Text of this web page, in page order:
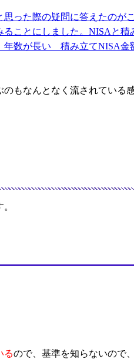
った際の疑問に答えたのが
ことにしました。NISAと
年数が長い 積み立てNISA
もなんとなく流されている
るので、基準を知らないので